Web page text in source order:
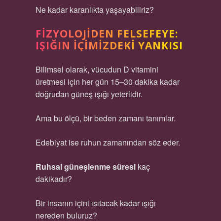
Ne kadar karanlıkta yaşayabiliriz?
FIZYOLOJIDEN FELSEFEYE:
IŞIĞIN İÇIMIZDEKI YANKISI
Bilimsel olarak, vücudun D vitamini
üretmesi için her gün 15–30 dakika kadar
doğrudan güneş ışığı yeterlidir.
Ama bu ölçü, bir beden zamanı tanımlar.
Edebiyat ise ruhun zamanından söz eder.
Ruhsal güneşlenme süresikaç
dakikadır?
Bir insanın içini ısıtacak kadar ışığı
nereden buluruz?